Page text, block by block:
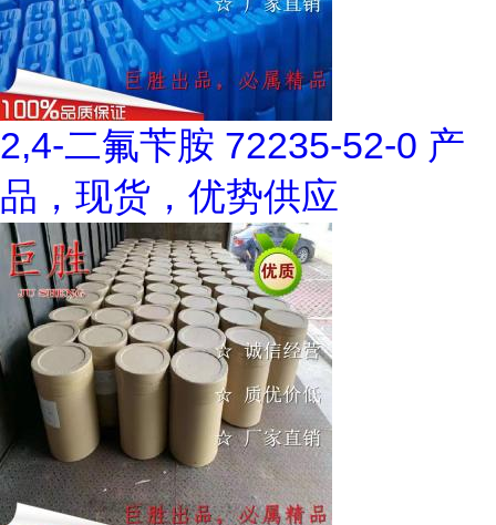
2,4-二氟苄胺 72235-52-0 产
品，现货，优势供应